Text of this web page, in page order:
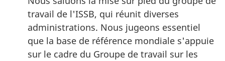
travail de l'ISSB, qui réunit diverses
administrations. Nous jugeons essentiel
que la base de référence mondiale s'appuie
sur le cadre du Groupe de travail sur les